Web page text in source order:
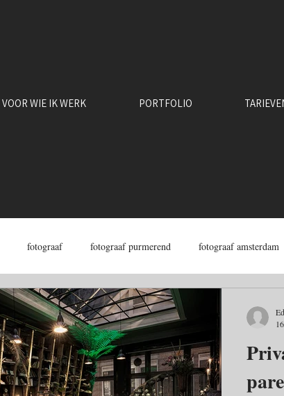
VOOR WIE IK WERK PORTFOLIO
fotograaf fotograaf purmerend fotograaf amsterdam